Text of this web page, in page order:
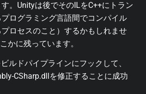
。Unityは後でそのILをC++にトラン
ログラミング言語間でコンパイル
ロセスのこと）するかもしれませ
かに残っています。
ルドパイプラインにフックして、
CSharp.dll を修正することに成功